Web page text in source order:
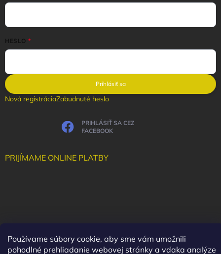
Používame súbory cookie, aby sme vám umožnili
pohodlné prehliadanie webovej stránky a vďaka analýze
HESLO
Prihlásiť sa
Nová registráciaZabudnuté heslo
PRIHLÁSIŤ SA CEZ
FACEBOOK
PRIJÍMAME ONLINE PLATBY